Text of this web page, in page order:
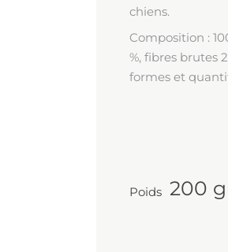
chiens.
Composition :
%, fibres brutes
formes et
Poids 200